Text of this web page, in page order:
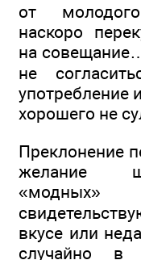
от
наскоро
на
не
употребление
хорошего не
Преклонение
желание
«модных»
вкусе или
случайно в